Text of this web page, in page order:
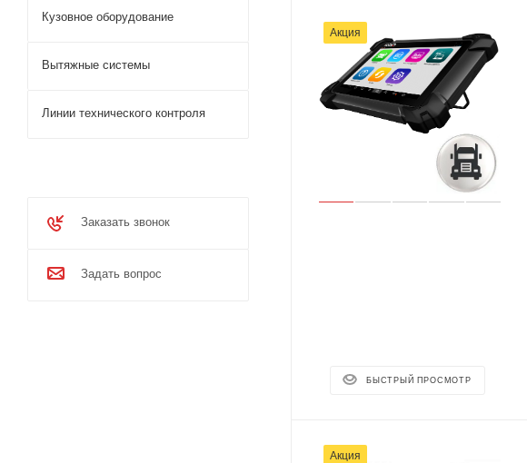
Акция
БЫСТРЫЙ ПРОСМОТР
Акция
Кузовное оборудование
Вытяжные системы
Линии технического контроля
Заказать звонок
Задать вопрос